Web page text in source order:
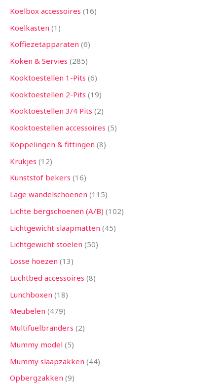
Koelbox accessoires 16
Koelkasten 1
Koffiezetapparaten 6
Koken & Servies 285
Kooktoestellen 1-Pits 6
Kooktoestellen 2-Pits 19
Kooktoestellen 3/4 Pits 2
Kooktoestellen accessoires 5
Koppelingen & fittingen 8
Krukjes 12
Kunststof bekers 16
Lage wandelschoenen 115
Lichte bergschoenen (A/B) 102
Lichtgewicht slaapmatten 45
Lichtgewicht stoelen 50
Losse hoezen 13
Luchtbed accessoires 8
Lunchboxen 18
Meubelen 479
Multifuelbranders 2
Mummy model 5
Mummy slaapzakken 44
Opbergzakken 9